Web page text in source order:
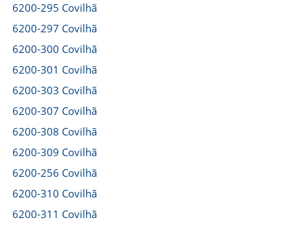
6200-295 Covilhã
6200-297 Covilhã
6200-300 Covilhã
6200-301 Covilhã
6200-303 Covilhã
6200-307 Covilhã
6200-308 Covilhã
6200-309 Covilhã
6200-256 Covilhã
6200-310 Covilhã
6200-311 Covilhã